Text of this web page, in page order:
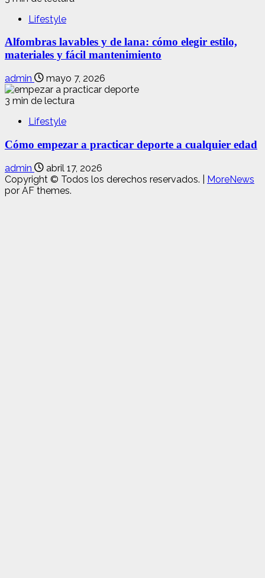
Lifestyle
Alfombras lavables y de lana: cómo elegir estilo,
materiales y fácil mantenimiento
admin
mayo 7, 2026
3 min de lectura
Lifestyle
Cómo empezar a practicar deporte a cualquier edad
admin
abril 17, 2026
Copyright © Todos los derechos reservados.
MoreNews
por AF themes.